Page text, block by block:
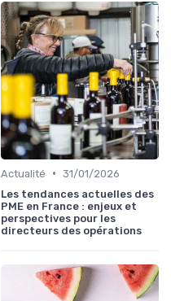
Actualité • 31/01/2026
Les tendances actuelles des
PME en France : enjeux et
perspectives pour les
directeurs des opérations